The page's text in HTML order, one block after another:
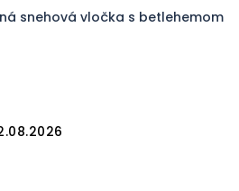
snehová vločka s betlehemom